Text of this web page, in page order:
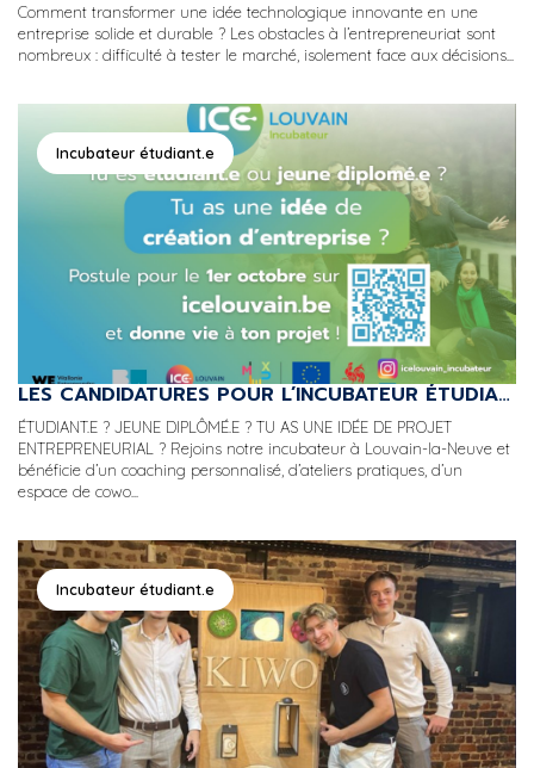
Comment transformer une idée technologique innovante en une
entreprise solide et durable ? Les obstacles à l’entrepreneuriat sont
nombreux : difficulté à tester le marché, isolement face aux décisions...
Incubateur étudiant.e
LES CANDIDATURES POUR L’INCUBATEUR ÉTUDIANT·E·S D’ICE LOUVAIN SONT OUVERTES !
ÉTUDIANT.E ? JEUNE DIPLÔMÉ.E ? TU AS UNE IDÉE DE PROJET
ENTREPRENEURIAL ? Rejoins notre incubateur à Louvain-la-Neuve et
bénéficie d’un coaching personnalisé, d’ateliers pratiques, d’un
espace de cowo...
Incubateur étudiant.e